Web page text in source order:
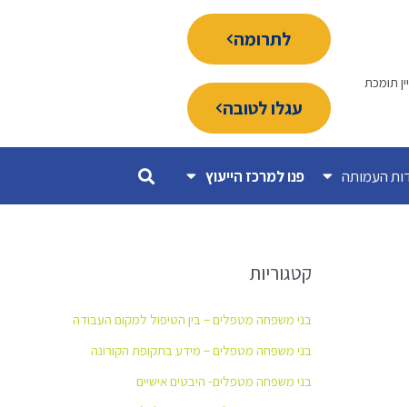
תומכת
לתרומה
עגלו לטובה
העמותה פנו למרכז הייעוץ
קטגוריות
בני משפחה מטפלים – בין הטיפול למקום העבודה
בני משפחה מטפלים – מידע בתקופת הקורונה
בני משפחה מטפלים- היבטים אישיים